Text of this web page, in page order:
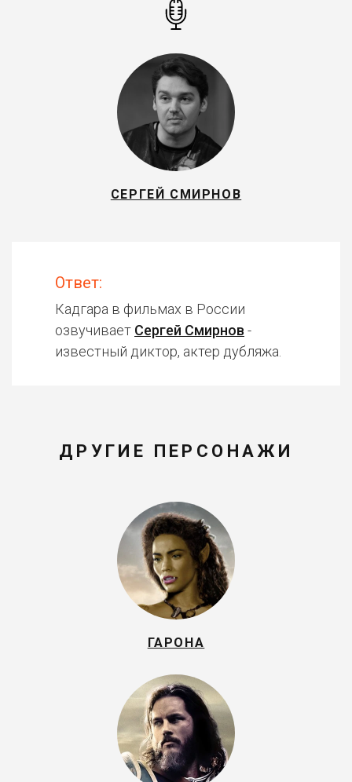
СЕРГЕЙ СМИРНОВ
Ответ:
Кадгара в фильмах в России
озвучивает Сергей Смирнов -
известный диктор, актер дубляжа.
ДРУГИЕ ПЕРСОНАЖИ
ГАРОНА